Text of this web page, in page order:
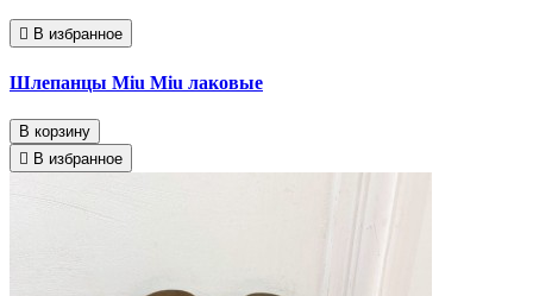
В избранное
Шлепанцы Miu Miu лаковые
В корзину
В избранное